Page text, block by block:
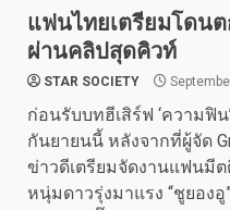
แฟนไทยเตรียมโดนต
ผ่านคลิปสุดคิวท์
STAR SOCIETY
ก่อนรับบทฮีเสิร์ฟ ‘ความฟิ
กันยายนนี้ หลังจากที่ผู้จัด
ข่าวดีเตรียมจัดงานแฟนมี
หนุ่มดาวรุ่งมาแรง “ชูยองอู